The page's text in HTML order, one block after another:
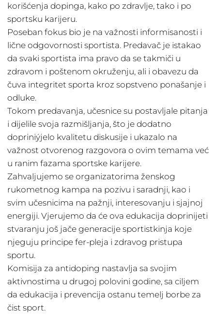
korišćenja dopinga, kako po zdravlje, tako i po
sportsku karijeru.
Poseban fokus bio je na važnosti informisanosti i
lične odgovornosti sportista. Predavač je istakao
da svaki sportista ima pravo da se takmiči u
zdravom i poštenom okruženju, ali i obavezu da
čuva integritet sporta kroz sopstveno ponašanje i
odluke.
Tokom predavanja, učesnice su postavljale pitanja
i dijelile svoja razmišljanja, što je dodatno
dopriniýjelo kvalitetu diskusije i ukazalo na
važnost otvorenog razgovora o ovim temama već
u ranim fazama sportske karijere.
Zahvaljujemo se organizatorima ženskog
rukometnog kampa na pozivu i saradnji, kao i
svim učesnicima na pažnji, interesovanju i sjajnoj
energiji. Vjerujemo da će ova edukacija doprinijeti
stvaranju još jače generacije sportistkinja koje
njeguju principe fer-pleja i zdravog pristupa
sportu.
Komisija za antidoping nastavlja sa svojim
aktivnostima u drugoj polovini godine, sa ciljem
da edukacija i prevencija ostanu temelj borbe za
čist sport.